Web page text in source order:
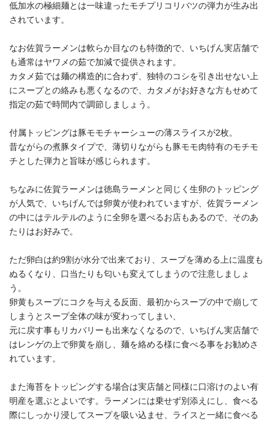
低加水の極細麺とは一味違ったモチプリコリバツの弾力が生み出
されています。
なお佐賀ラーメンは軟らか目なのも特徴的で、いちげん実店舗で
も通常はヤワメの茹で加減で提供されます。
カタメ茹では麺の構造的に合わず、独特のコシを引き出せない上
にスープとの絡みも悪くなるので、カタメがお好きな方もせめて
指定の茹で時間内で調節しましょう。
付属トッピングは豚モモチャーシューの薄スライスが2枚。
昔ながらの煮豚タイプで、薄切りながらも豚モモ肉特有のモチモ
チとした弾力と旨味が感じられます。
ちなみに佐賀ラーメンは徳島ラーメンと同じく生卵のトッピング
が人気で、いちげんでは卵黄が使われていますが、佐賀ラーメン
の中にはテルテルのように全卵を選べるお店もあるので、そのあ
たりはお好みで。
ただ卵白は約9割が水分で出来ており、スープを薄める上に温度も
ぬるくなり、口当たりも匂いも変えてしまうので注意しましょ
う。
卵黄もスープにコクを与える反面、最初からスープの中で崩して
しまうとスープ全体の味が変わってしまい、
元に戻す事もリカバリーも出来なくなるので、いちげん実店舗で
はレンゲの上で卵黄を崩し、麺を絡める様に食べる事をお勧めさ
れています。
また海苔をトッピングする場合は実店舗と同様に口溶けのよい有
明産を選ぶとよいです。ラーメンには乗せず別添えにし、食べる
際にしっかり浸してスープを吸い込ませ、ライスと一緒に食べる